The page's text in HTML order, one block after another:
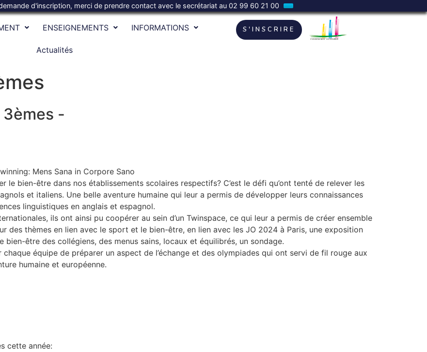
d'inscription, merci de prendre contact avec le secrétariat au 02 99 60 21 00
ENSEIGNEMENTS INFORMATIONS
Actualités
S'INSCRIRE
-
Mens Sana in Corpore Sano
le bien-être dans nos établissements scolaires respectifs? C’est le défi qu’ont tenté de relever les
et italiens. Une belle aventure humaine qui leur a permis de développer leurs connaissances
linguistiques en anglais et espagnol.
ils ont ainsi pu coopérer au sein d’un Twinspace, ce qui leur a permis de créer ensemble
des thèmes en lien avec le sport et le bien-être, en lien avec les JO 2024 à Paris, une exposition
être des collégiens, des menus sains, locaux et équilibrés, un sondage.
équipe de préparer un aspect de l’échange et des olympiades qui ont servi de fil rouge aux
humaine et européenne.
cette année: